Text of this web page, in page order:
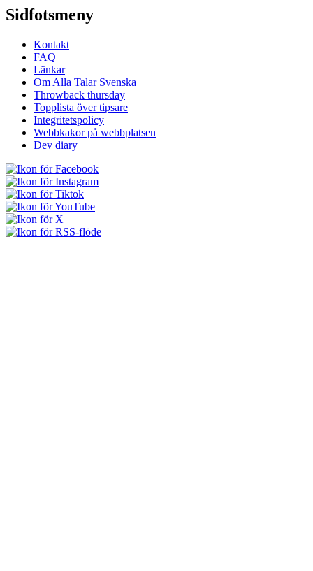
Sidfotsmeny
Kontakt
FAQ
Länkar
Om Alla Talar Svenska
Throwback thursday
Topplista över tipsare
Integritetspolicy
Webbkakor på webbplatsen
Dev diary